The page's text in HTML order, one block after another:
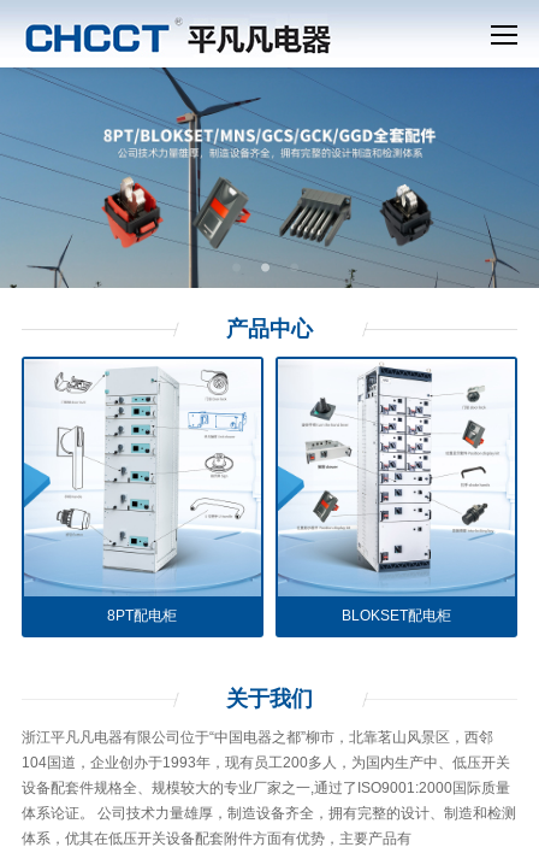
产品中心
8PT配电柜 BLOKSET配电柜
关于我们
浙江平凡凡电器有限公司位于“中国电器之都”柳市，北靠茗山风景区，西邻
104国道，企业创办于1993年，现有员工200多人，为国内生产中、低压开关
设备配套件规格全、规模较大的专业厂家之一,通过了ISO9001:2000国际质量
体系论证。 公司技术力量雄厚，制造设备齐全，拥有完整的设计、制造和检测
体系，优其在低压开关设备配套附件方面有优势，主要产品有